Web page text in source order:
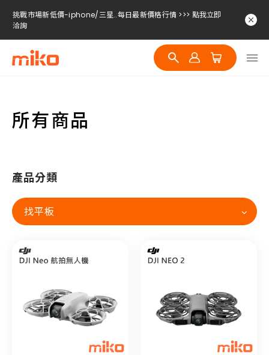
挑戰市場新低價-iphone/三星..每日最新價格行情 >>> 點我立即
洽詢
挑戰市場新低價-iphone/三星..每日最新價格行情 >>> 點我立即
洽詢
挑戰市場新低價-iphone/三星..每日最新價格行情 >>> 點我立即
所有商品
產品分類
找平板